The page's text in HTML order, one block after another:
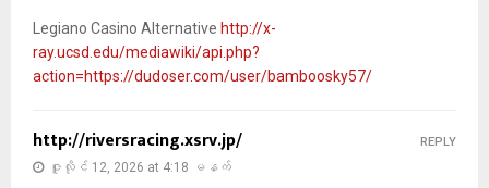
Legiano Casino Alternative http://x-
ray.ucsd.edu/mediawiki/api.php?
action=https://dudoser.com/user/bamboosky57/
http://riversracing.xsrv.jp/
ဇူလိုင် 12, 2026 at 4:18 မနက်
REPLY